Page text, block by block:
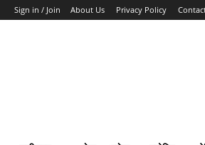
Sign in / Join About Us Privacy Policy